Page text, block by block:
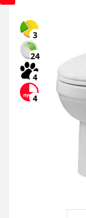
3
24
4
4